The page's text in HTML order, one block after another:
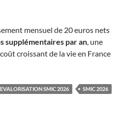
mensuel de 20 euros nets
supplémentaires par an, une
croissant de la vie en France
SMIC 2026
SMIC 2026